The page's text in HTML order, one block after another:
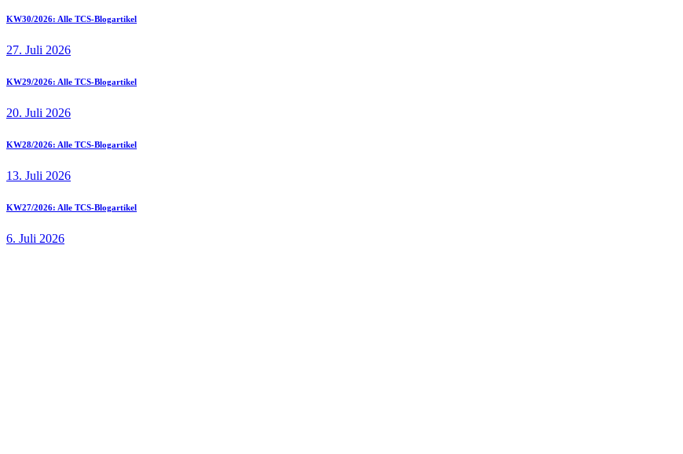
KW30/2026: Alle TCS-Blogartikel
27. Juli 2026
KW29/2026: Alle TCS-Blogartikel
20. Juli 2026
KW28/2026: Alle TCS-Blogartikel
13. Juli 2026
KW27/2026: Alle TCS-Blogartikel
6. Juli 2026